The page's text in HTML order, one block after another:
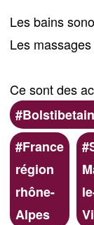
Les bains
Les
Ce sont des
Preferred
(geographic)
service
areas
France
région
rhône-
Alpes